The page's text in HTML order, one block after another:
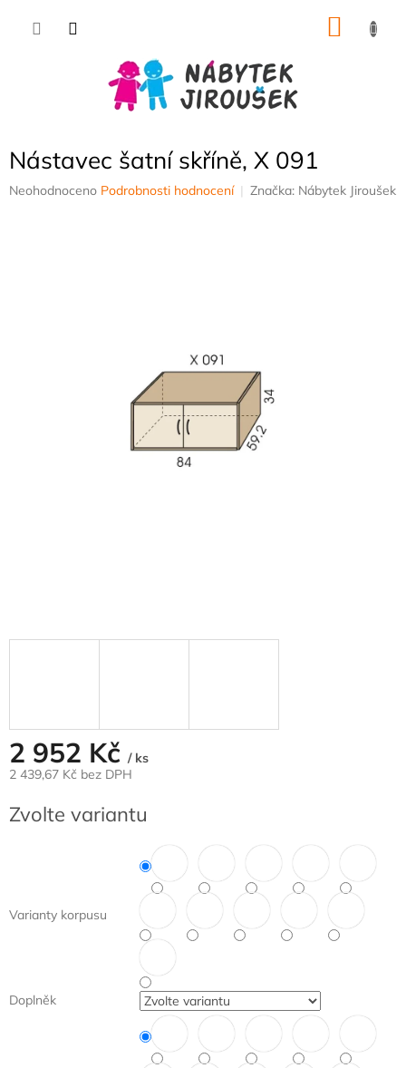
Nástavec šatní skříně, X 091
Průměrné
Neohodnoceno Podrobnosti hodnocení Značka: Nábytek Jiroušek
2 952 Kč / ks
2 439,67 Kč bez DPH
cena:
Zvolte variantu
Varianty korpusu
Doplněk